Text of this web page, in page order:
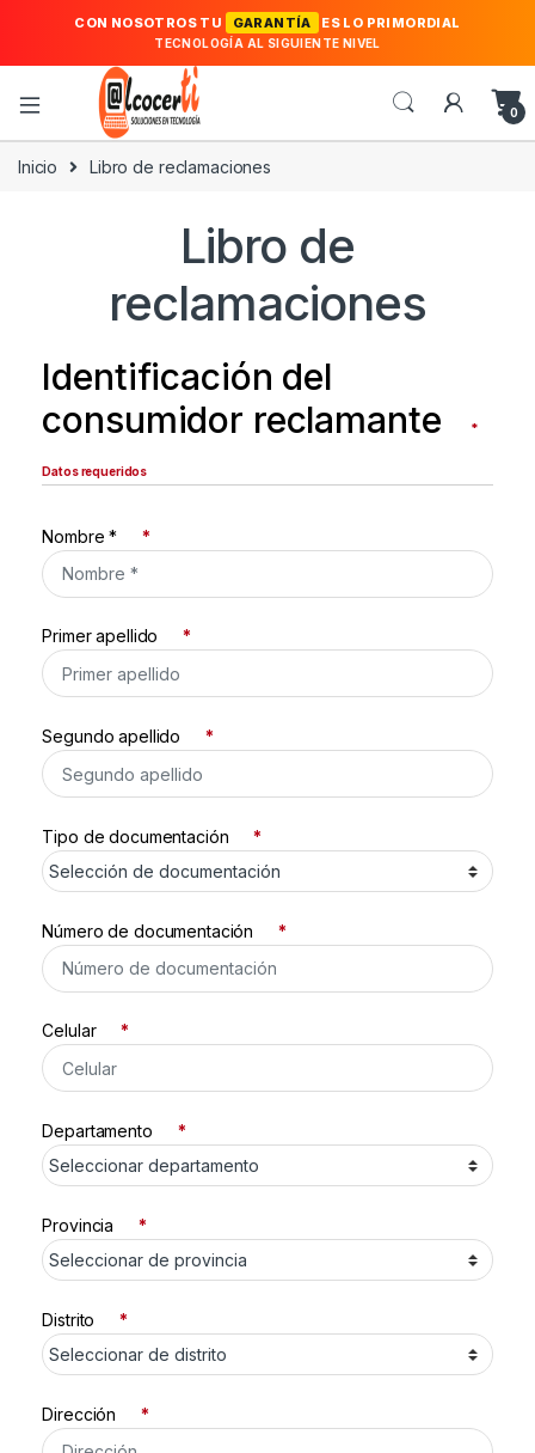
CON NOSOTROS TU GARANTÍA ES LO PRIMORDIAL
TECNOLOGÍA AL SIGUIENTE NIVEL
0
Inicio Libro de reclamaciones
Libro de
reclamaciones
Identificación del
consumidor reclamante
*
Datos requeridos
Nombre * *
Primer apellido *
Segundo apellido *
Tipo de documentación *
Número de documentación *
Celular *
Departamento *
Provincia *
Distrito *
Dirección *